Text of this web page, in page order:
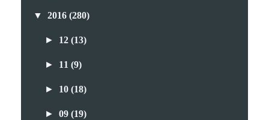
▼ 2016 (280)
► 12(13)
► 11(9)
► 10(18)
►09(19)